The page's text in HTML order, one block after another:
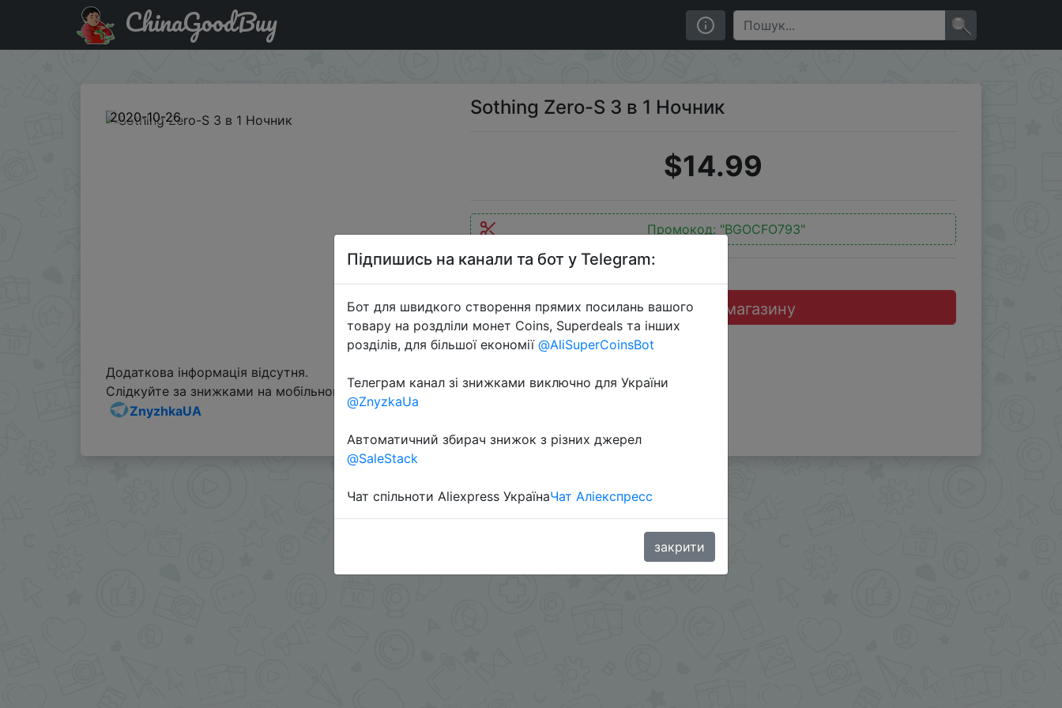
Паридбати з промокодом BGOCFO793 Sothing Zero-S 3 в 1 Ночник
ChinaGoodBuy
2020-10-26 Sothing Zero-S 3 в 1 Ночник
$14.99
Промокод: "BGOCFO793"
Перейти до магазину
Додаткова інформація відсутня.
Слідкуйте за знижками на мобільному, в телеграм каналі:
ZnyzhkaUA
Підпишись на канали та бот у Telegram:
Бот для швидкого створення прямих посилань вашого
товару на роздліли монет Coins, Superdeals та інших
розділів, для більшої економії @AliSuperCoinsBot
Телеграм канал зі знижками виключно для України
@ZnyzkaUa
Автоматичний збирач знижок з різних джерел
@SaleStack
Чат спільноти Aliexpress УкраїнаЧат Аліекспресс
закрити